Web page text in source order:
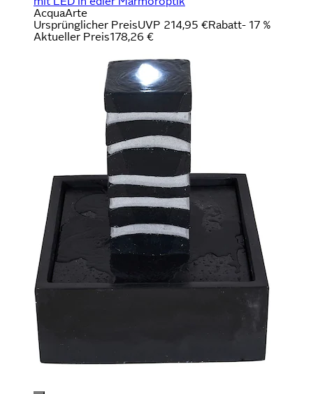
AcquaArte
Ursprünglicher PreisUVP 214,95 €Rabatt- 17 %
Aktueller Preis178,26 €